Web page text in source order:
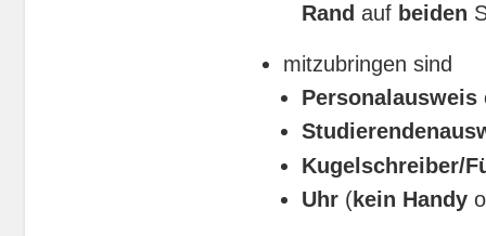
Rand auf beiden
mitzubringen sind
Personalausweis
Kugelschreiber/
Uhr (kein Handy